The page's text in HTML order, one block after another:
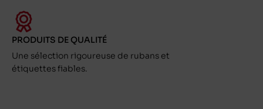
PRODUITS DE QUALITÉ
Une sélection rigoureuse de rubans et
étiquettes fiables.